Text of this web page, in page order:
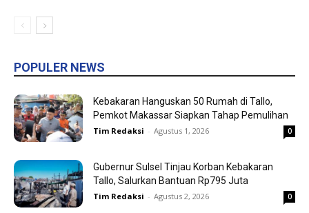
POPULER NEWS
Kebakaran Hanguskan 50 Rumah di Tallo,
Pemkot Makassar Siapkan Tahap Pemulihan
Tim Redaksi - Agustus 1, 2026 0
Gubernur Sulsel Tinjau Korban Kebakaran
Tallo, Salurkan Bantuan Rp795 Juta
Tim Redaksi - Agustus 2, 2026 0